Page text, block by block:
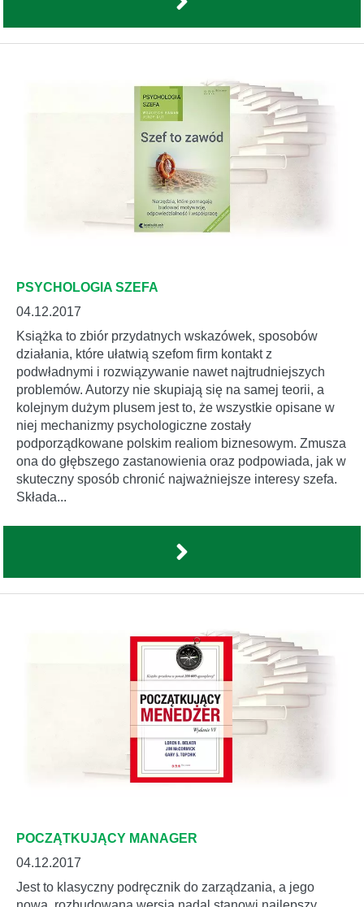
PSYCHOLOGIA SZEFA
04.12.2017
Książka to zbiór przydatnych wskazówek, sposobów
działania, które ułatwią szefom firm kontakt z
podwładnymi i rozwiązywanie nawet najtrudniejszych
problemów. Autorzy nie skupiają się na samej teorii, a
kolejnym dużym plusem jest to, że wszystkie opisane w
niej mechanizmy psychologiczne zostały
podporządkowane polskim realiom biznesowym. Zmusza
ona do głębszego zastanowienia oraz podpowiada, jak w
skuteczny sposób chronić najważniejsze interesy szefa.
Składa...
POCZĄTKUJĄCY MANAGER
04.12.2017
Jest to klasyczny podręcznik do zarządzania, a jego